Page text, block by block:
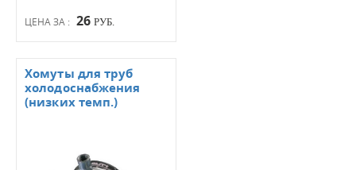
ЦЕНА ЗА : 26 РУБ.
Хомуты для труб
холодоснабжения
(низких темп.)